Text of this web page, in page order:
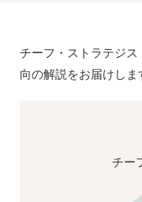
チーフ・ストラテジ
向の解説をお届けしま
チー